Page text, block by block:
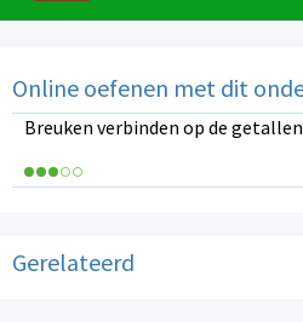
Online oefenen met dit
Breuken verbinden op de
Gerelateerd